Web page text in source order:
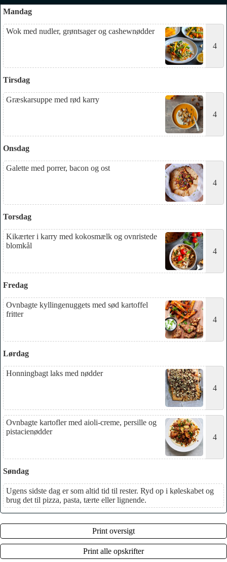
Mandag
Wok med nudler, grøntsager og cashewnødder
4
Tirsdag
Græskarsuppe med rød karry
4
Onsdag
Galette med porrer, bacon og ost
4
Torsdag
Kikærter i karry med kokosmælk og ovnristede
blomkål
4
Fredag
Ovnbagte kyllingenuggets med sød kartoffel
fritter
4
Lørdag
Honningbagt laks med nødder
4
Ovnbagte kartofler med aioli-creme, persille og
pistacienødder
4
Søndag
Ugens sidste dag er som altid tid til rester. Ryd op i køleskabet og
brug det til pizza, pasta, tærte eller lignende.
Print oversigt
Print alle opskrifter